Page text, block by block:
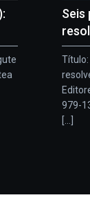
Seis
979-
[...]